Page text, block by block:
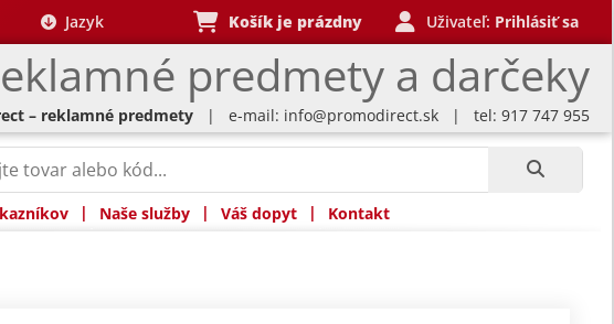
predmety a darčeky
Jazyk Košík je prázdny Uživateľ: Prihlásiť sa
– reklamné predmety | e-mail: info@promodirect.sk | tel: 917 747 955
| Naše služby | Váš dopyt | Kontakt